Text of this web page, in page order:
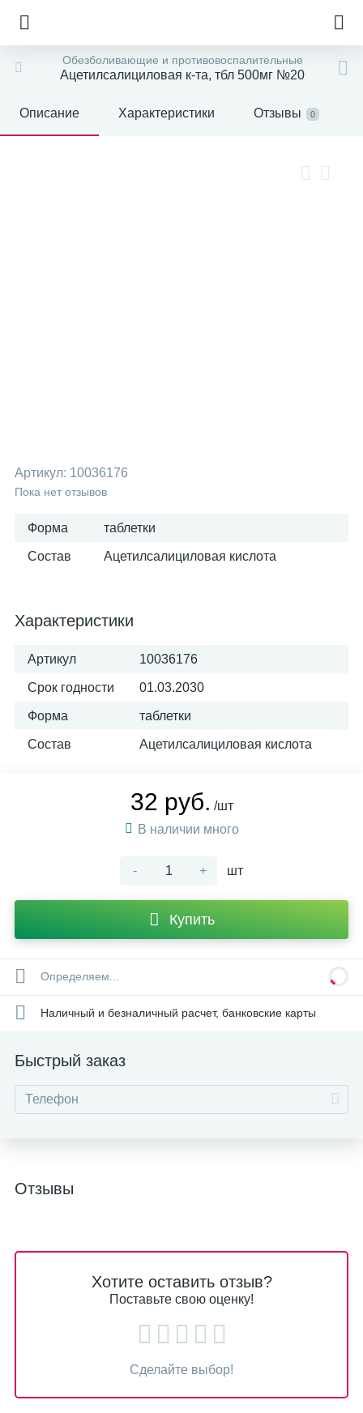
Обезболивающие и противовоспалительные
Ацетилсалициловая к-та, тбл 500мг №20
Описание Характеристики Отзывы 0
Артикул: 10036176
Пока нет отзывов
Форма таблетки
Состав Ацетилсалициловая кислота
Характеристики
Артикул 10036176
Срок годности 01.03.2030
Форма таблетки
Состав Ацетилсалициловая кислота
32 руб. /шт
В наличии много
- + шт
Купить
Определяем...
Наличный и безналичный расчет, банковские карты
Быстрый заказ
Отзывы
Хотите оставить отзыв?
Поставьте свою оценку!
Сделайте выбор!